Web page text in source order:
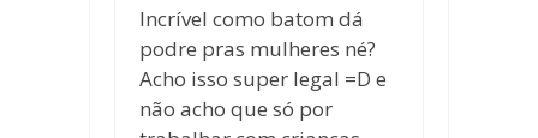
Incrível como batom dá
podre pras mulheres né?
Acho isso super legal =D e
não acho que só por